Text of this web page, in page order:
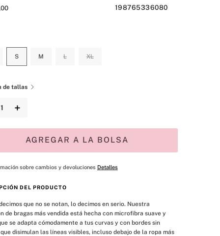
00 198765336080
S M L XL
de tallas
＋
AGREGAR A LA BOLSA
sobre cambios y devoluciones Detalles
DEL PRODUCTO
que no se notan, lo decimos en serio. Nuestra
de bragas más vendida está hecha con microfibra suave y
se adapta cómodamente a tus curvas y con bordes sin
disimulan las líneas visibles, incluso debajo de la ropa más